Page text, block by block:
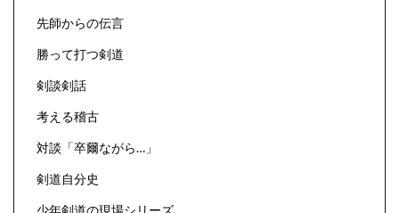
先師からの伝言
勝って打つ剣道
剣談剣話
考える稽古
対談「卒爾ながら…」
剣道自分史
少年剣道の現場シリーズ